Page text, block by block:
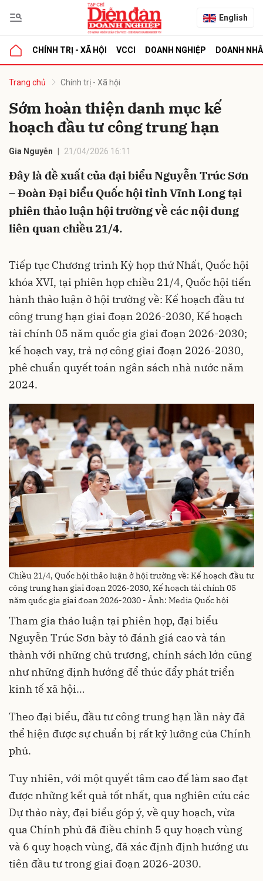
English
CHÍNH TRỊ - XÃ HỘI VCCI DOANH NGHIỆP DOANH
Trang chủ Chính trị - Xã hội
Sớm hoàn thiện danh mục kế
hoạch đầu tư công trung hạn
Gia Nguyễn 21/04/2026 16:11
Đây là đề xuất của đại biểu Nguyễn Trúc Sơn
– Đoàn Đại biểu Quốc hội tỉnh Vĩnh Long tại
phiên thảo luận hội trường về các nội dung
liên quan chiều 21/4.
Tiếp tục Chương trình Kỳ họp thứ Nhất, Quốc hội
khóa XVI, tại phiên họp chiều 21/4, Quốc hội tiến
hành thảo luận ở hội trường về: Kế hoạch đầu tư
công trung hạn giai đoạn 2026-2030, Kế hoạch
tài chính 05 năm quốc gia giai đoạn 2026-2030;
kế hoạch vay, trả nợ công giai đoạn 2026-2030,
phê chuẩn quyết toán ngân sách nhà nước năm
2024.
Chiều 21/4, Quốc hội thảo luận ở hội trường về: Kế hoạch đầu tư
công trung hạn giai đoạn 2026-2030, Kế hoạch tài chính 05
năm quốc gia giai đoạn 2026-2030 - Ảnh: Media Quốc hội
Tham gia thảo luận tại phiên họp, đại biểu
Nguyễn Trúc Sơn bày tỏ đánh giá cao và tán
thành với những chủ trương, chính sách lớn cũng
như những định hướng để thúc đẩy phát triển
kinh tế xã hội…
Theo đại biểu, đầu tư công trung hạn lần này đã
thể hiện được sự chuẩn bị rất kỹ lưỡng của Chính
phủ.
Tuy nhiên, với một quyết tâm cao để làm sao đạt
được những kết quả tốt nhất, qua nghiên cứu các
Dự thảo này, đại biểu góp ý, về quy hoạch, vừa
qua Chính phủ đã điều chỉnh 5 quy hoạch vùng
và 6 quy hoạch vùng, đã xác định định hướng ưu
tiên đầu tư trong giai đoạn 2026-2030.
luận
Hủy